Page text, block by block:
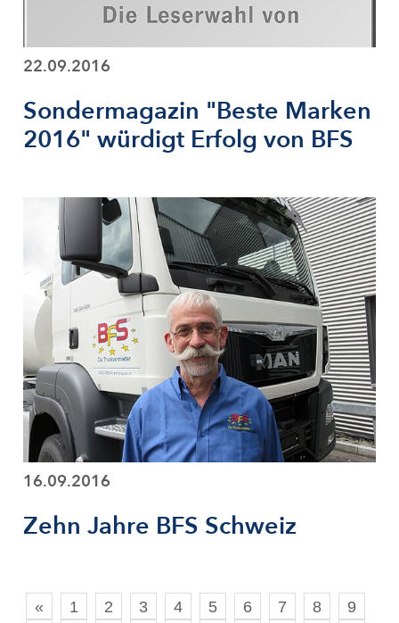
22.09.2016
Sondermagazin "Beste Marken
2016" würdigt Erfolg von BFS
16.09.2016
Zehn Jahre BFS Schweiz
« 1 2 3 4 5 6 7 8
9